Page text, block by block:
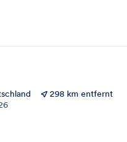
298 km entfernt